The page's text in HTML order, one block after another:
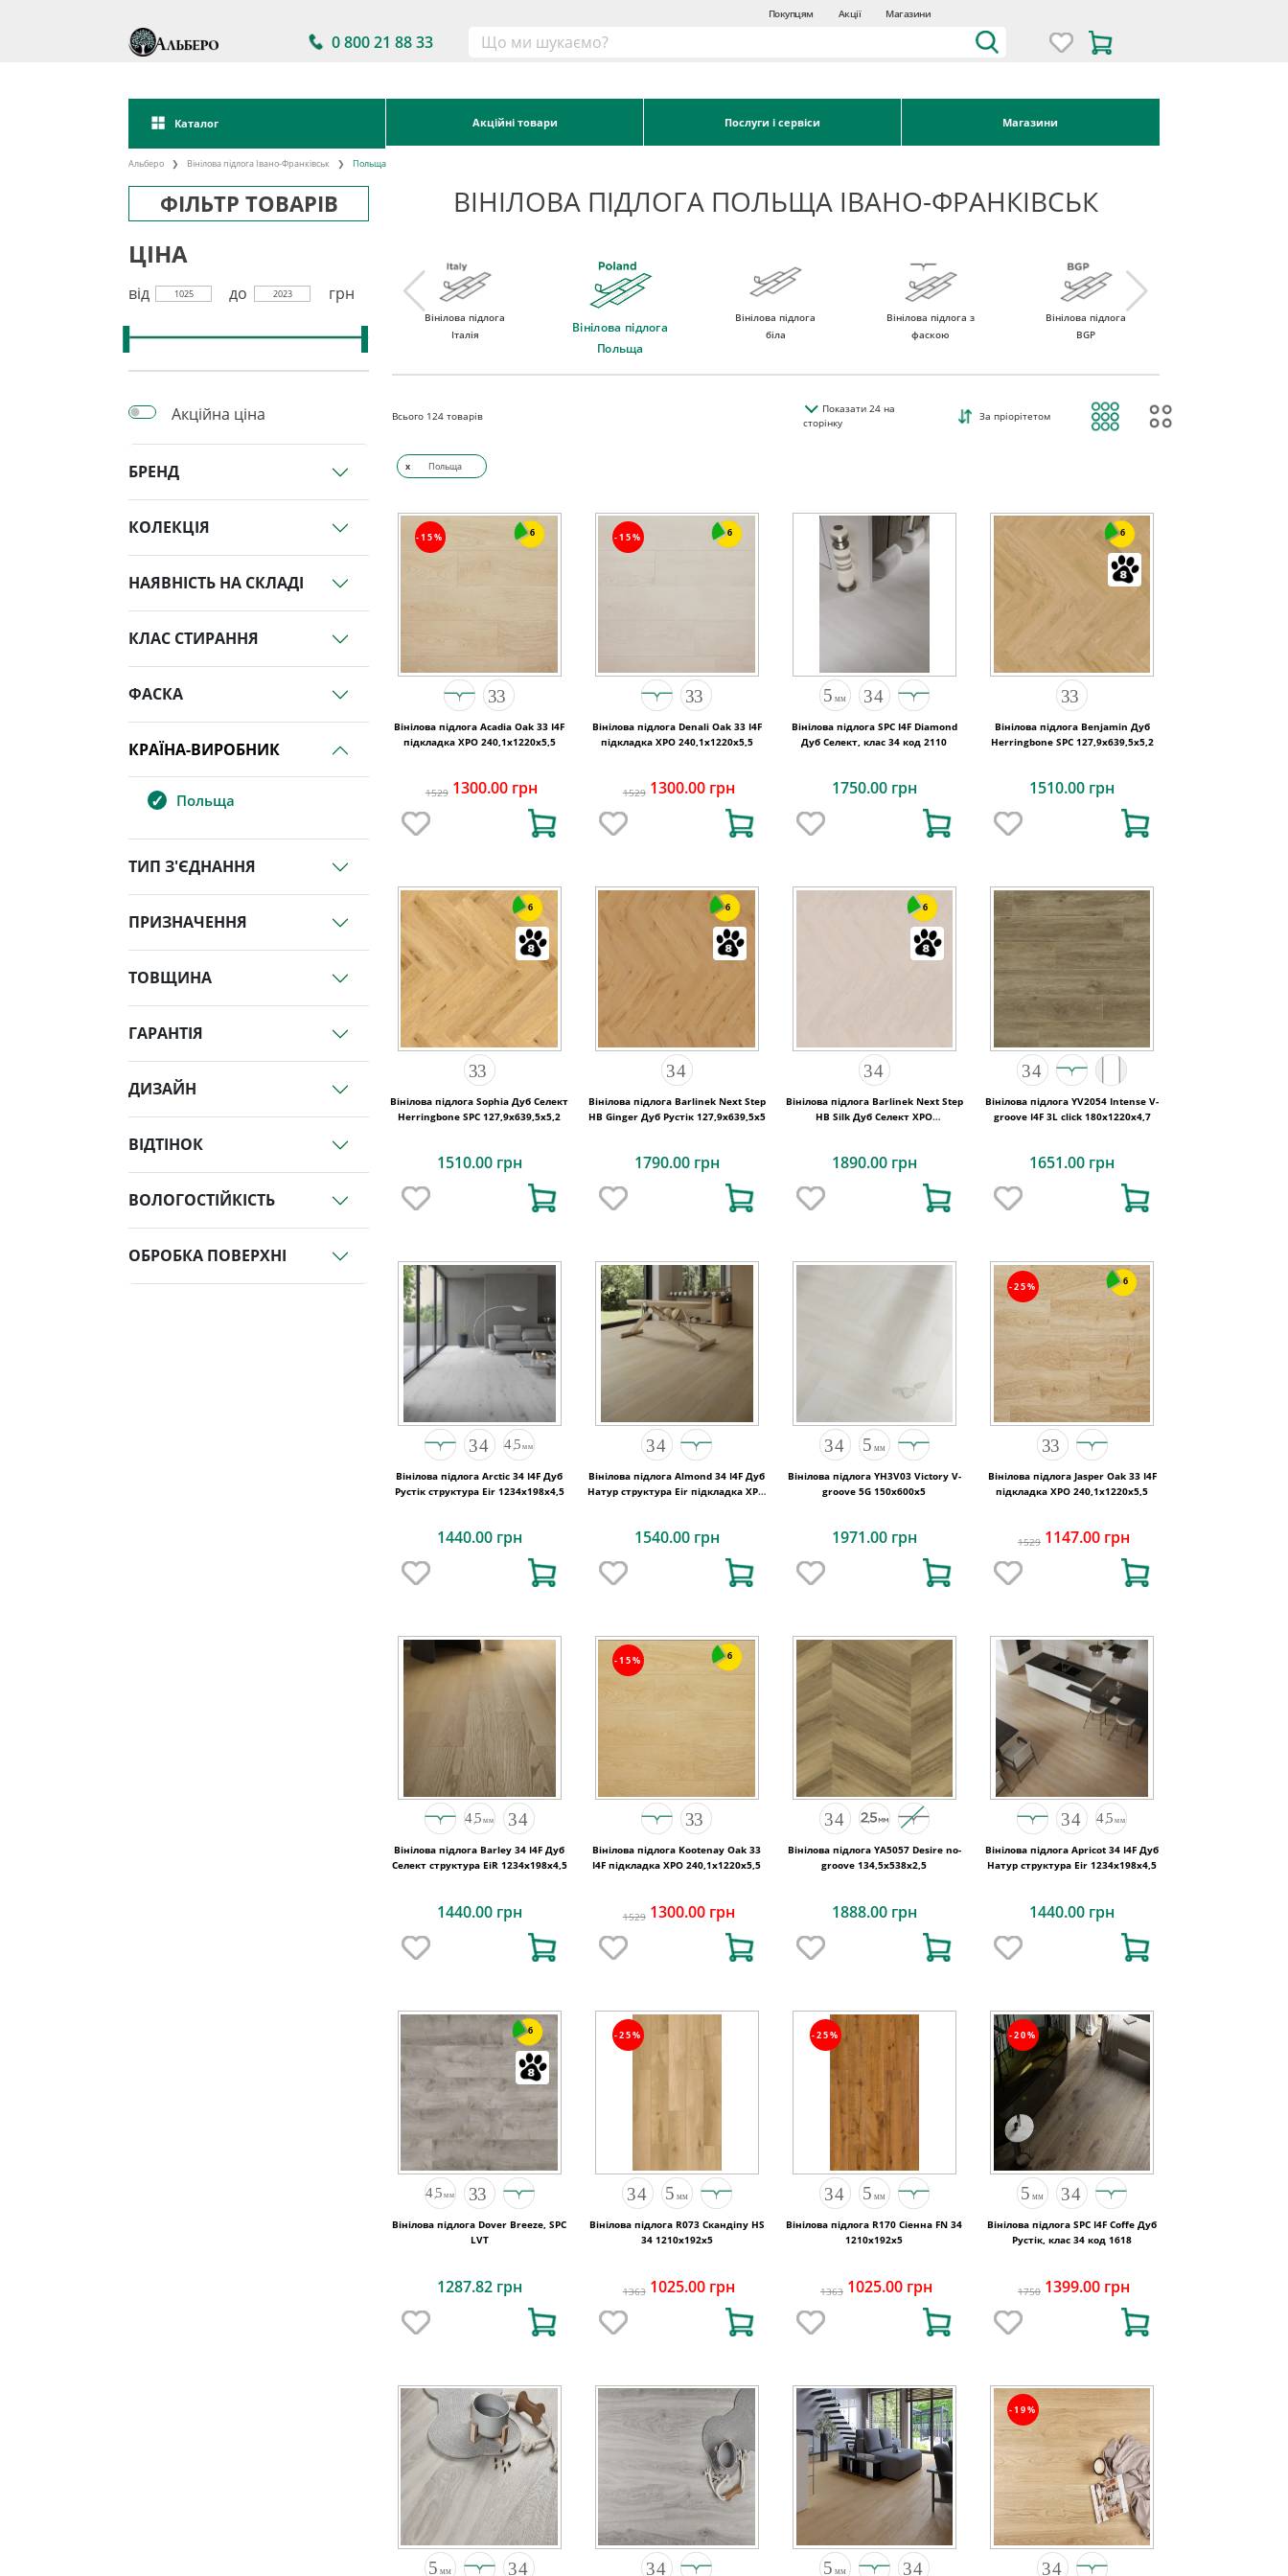
Покупцям Акції Магазини
0 800 21 88 33
Каталог Акційні товари Послуги і сервіси Магазини
Альберо Вінілова підлога Івано-Франківськ Польща
ФІЛЬТР ТОВАРІВ ВІНІЛОВА ПІДЛОГА ПОЛЬЩА ІВАНО-ФРАНКІВСЬК
ЦІНА
від 1025 до 2023 грн
Акційна ціна
БРЕНД
КОЛЕКЦІЯ
НАЯВНІСТЬ НА СКЛАДІ
КЛАС СТИРАННЯ
ФАСКА
КРАЇНА-ВИРОБНИК
Польща
ТИП З'ЄДНАННЯ
ПРИЗНАЧЕННЯ
ТОВЩИНА
ГАРАНТІЯ
ДИЗАЙН
ВІДТІНОК
ВОЛОГОСТІЙКІСТЬ
ОБРОБКА ПОВЕРХНІ
підлогу
клейова
Вінілова підлога
Італія
Вінілова підлога
Польща
Вінілова підлога
біла
Вінілова підлога з
фаскою
Вінілова підлога
BGP
Всього 124 товарів
Показати24на
сторінку
За пріорітетом
x Польща
-15% 6
Вінілова підлога Acadia Oak 33 I4F
підкладка XPO 240,1x1220х5,5
1529 1300.00 грн
-15% 6
Вінілова підлога Denali Oak 33 I4F
підкладка XPO 240,1x1220х5,5
1529 1300.00 грн
Вінілова підлога SPC I4F Diamond
Дуб Селект, клас 34 код 2110
1750.00 грн
6
Вінілова підлога Benjamin Дуб
Herringbone SPC 127,9х639,5x5,2
1510.00 грн
6
Вінілова підлога Sophia Дуб Селект
Herringbone SPC 127,9х639,5x5,2
1510.00 грн
6
Вінілова підлога Barlinek Next Step
HB Ginger Дуб Рустік 127,9x639,5x5
1790.00 грн
6
Вінілова підлога Barlinek Next Step
HB Silk Дуб Cелект XPO
1890.00 грн
Вінілова підлога YV2054 Intense V-
groove I4F 3L click 180x1220x4,7
1651.00 грн
Вінілова підлога Arctic 34 I4F Дуб
Рустік структура Eir 1234х198х4,5
1440.00 грн
Вінілова підлога Almond 34 I4F Дуб
Натур структура Eir підкладка XPO
1540.00 грн
Вінілова підлога YH3V03 Victory V-
groove 5G 150x600x5
1971.00 грн
-25% 6
Вінілова підлога Jasper Oak 33 I4F
підкладка XPO 240,1x1220х5,5
1529 1147.00 грн
Вінілова підлога Barley 34 I4F Дуб
Селект структура EiR 1234х198х4,5
1440.00 грн
-15% 6
Вінілова підлога Kootenay Oak 33
I4F підкладка XPO 240,1x1220х5,5
1529 1300.00 грн
Вінілова підлога YA5057 Desire no-
groove 134,5x538x2,5
1888.00 грн
Вінілова підлога Apricot 34 I4F Дуб
Натур структура Eir 1234х198х4,5
1440.00 грн
6
Вінілова підлога Dover Breeze, SPC
LVT
1287.82 грн
-25%
Вінілова підлога R073 Скандіпу HS
34 1210x192x5
1363 1025.00 грн
-25%
Вінілова підлога R170 Сіенна FN 34
1210x192x5
1363 1025.00 грн
-20%
Вінілова підлога SPC I4F Coffe Дуб
Рустік, клас 34 код 1618
1750 1399.00 грн
-19%